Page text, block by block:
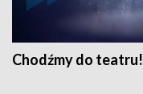
Chodźmy do teatru!